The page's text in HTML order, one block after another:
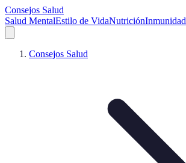
Consejos Salud
Salud MentalEstilo de VidaNutriciónInmunidad
Consejos Salud